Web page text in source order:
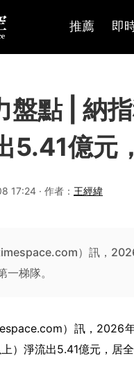
推薦 即
盤點 | 納
5.41億
17:24 · 作者： 王經緯
）訊，
一梯隊。
）訊， 2026
）淨流出5.41億元，居全